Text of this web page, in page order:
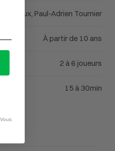
Paul-Adrien Tournier
À partir de 10 ans
2 à 6 joueurs
15 à 30min